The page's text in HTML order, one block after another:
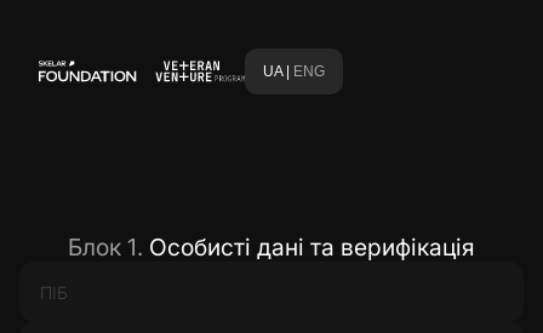
UA | ENG
Блок 1. Особисті дані та верифікація